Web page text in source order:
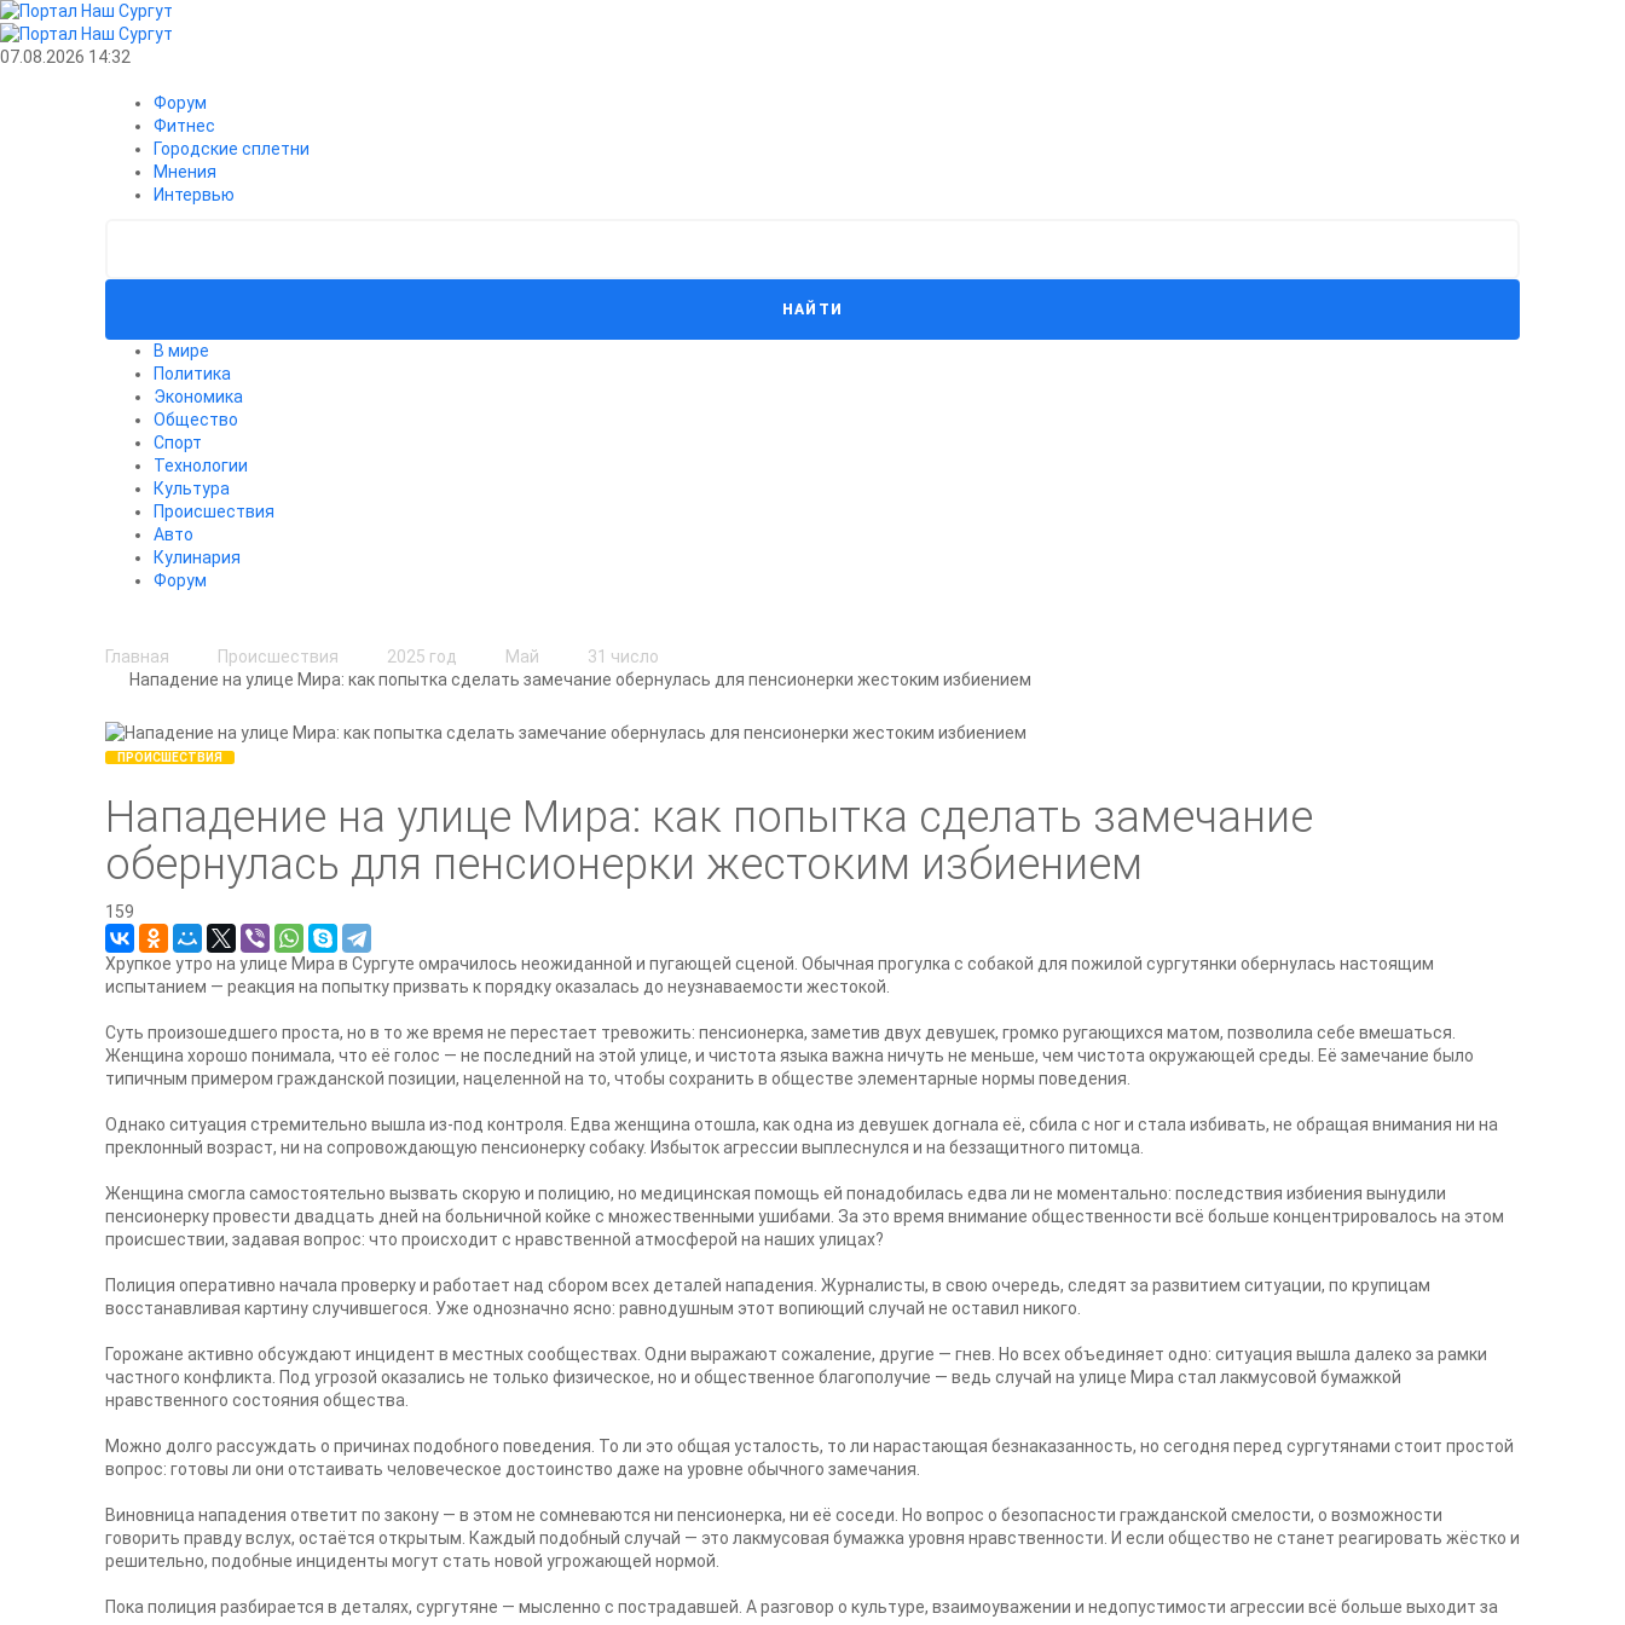
07.08.2026 14:32
Форум
Фитнес
Городские сплетни
Мнения
Интервью
НАЙТИ
В мире
Политика
Экономика
Общество
Спорт
Технологии
Культура
Происшествия
Авто
Кулинария
Форум
Главная Происшествия 2025 год Май
31 число
Нападение на улице Мира: как попытка сделать замечание обернулась для пенсионерки жестоким избиением
ПРОИСШЕСТВИЯ
Нападение на улице Мира: как попытка сделать замечание
обернулась для пенсионерки жестоким избиением
159
Хрупкое утро на улице Мира в Сургуте омрачилось неожиданной и пугающей сценой. Обычная прогулка с собакой для пожилой сургутянки обернулась настоящим
испытанием — реакция на попытку призвать к порядку оказалась до неузнаваемости жестокой.
Суть произошедшего проста, но в то же время не перестает тревожить: пенсионерка, заметив двух девушек, громко ругающихся матом, позволила себе вмешаться.
Женщина хорошо понимала, что её голос — не последний на этой улице, и чистота языка важна ничуть не меньше, чем чистота окружающей среды. Её замечание было
типичным примером гражданской позиции, нацеленной на то, чтобы сохранить в обществе элементарные нормы поведения.
Однако ситуация стремительно вышла из-под контроля. Едва женщина отошла, как одна из девушек догнала её, сбила с ног и стала избивать, не обращая внимания ни на
преклонный возраст, ни на сопровождающую пенсионерку собаку. Избыток агрессии выплеснулся и на беззащитного питомца.
Женщина смогла самостоятельно вызвать скорую и полицию, но медицинская помощь ей понадобилась едва ли не моментально: последствия избиения вынудили
пенсионерку провести двадцать дней на больничной койке с множественными ушибами. За это время внимание общественности всё больше концентрировалось на этом
происшествии, задавая вопрос: что происходит с нравственной атмосферой на наших улицах?
Полиция оперативно начала проверку и работает над сбором всех деталей нападения. Журналисты, в свою очередь, следят за развитием ситуации, по крупицам
восстанавливая картину случившегося. Уже однозначно ясно: равнодушным этот вопиющий случай не оставил никого.
Горожане активно обсуждают инцидент в местных сообществах. Одни выражают сожаление, другие — гнев. Но всех объединяет одно: ситуация вышла далеко за рамки
частного конфликта. Под угрозой оказались не только физическое, но и общественное благополучие — ведь случай на улице Мира стал лакмусовой бумажкой
нравственного состояния общества.
Можно долго рассуждать о причинах подобного поведения. То ли это общая усталость, то ли нарастающая безнаказанность, но сегодня перед сургутянами стоит простой
вопрос: готовы ли они отстаивать человеческое достоинство даже на уровне обычного замечания.
Виновница нападения ответит по закону — в этом не сомневаются ни пенсионерка, ни её соседи. Но вопрос о безопасности гражданской смелости, о возможности
говорить правду вслух, остаётся открытым. Каждый подобный случай — это лакмусовая бумажка уровня нравственности. И если общество не станет реагировать жёстко и
решительно, подобные инциденты могут стать новой угрожающей нормой.
Пока полиция разбирается в деталях, сургутяне — мысленно с пострадавшей. А разговор о культуре, взаимоуважении и недопустимости агрессии всё больше выходит за